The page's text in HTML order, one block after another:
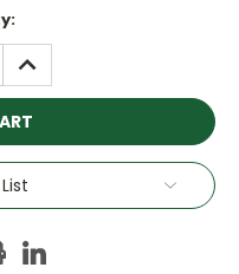
INCREASE
QUANTITY: